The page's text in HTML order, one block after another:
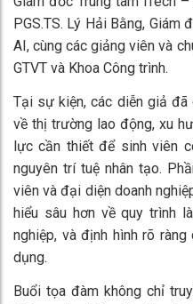
PGS.TS. Lý Hải Bằng, Giám
AI, cùng các giảng viên và
GTVT và Khoa Công trình.
Tại sự kiện, các diễn giả
về thị trường lao động, xu
lực cần thiết để sinh viên
nguyên trí tuệ nhân tạo.
viên và đại diện doanh
hiểu sâu hơn về quy trình
nghiệp, và định hình rõ
dụng.
Buổi tọa đàm không chỉ